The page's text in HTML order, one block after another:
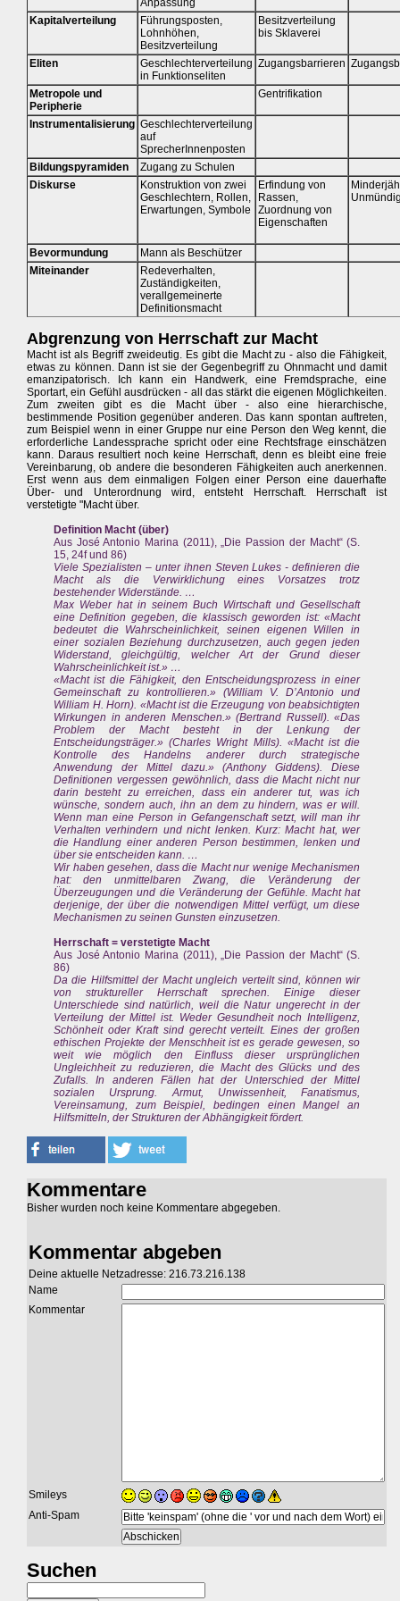
Anpassung
Kapitalverteilung
Führungsposten,
Lohnhöhen,
Besitzverteilung
Besitzverteilung
bis Sklaverei
Eliten
Geschlechterverteilung
in Funktionseliten
Zugangsbarrieren
Metropole und
Peripherie
Gentrifikation
Instrumentalisierung Geschlechterverteilung
auf
SprecherInnenposten
Bildungspyramiden
Zugang zu Schulen
Diskurse
Konstruktion von zwei
Geschlechtern, Rollen,
Erwartungen, Symbole
Erfindung von
Rassen,
Zuordnung von
Eigenschaften
Bevormundung
Mann als Beschützer
Miteinander
Redeverhalten,
Zuständigkeiten,
verallgemeinerte
Definitionsmacht
Abgrenzung von Herrschaft zur Macht
Macht ist als Begriff zweideutig. Es gibt die Macht zu - also die Fähigkeit,
etwas zu können. Dann ist sie der Gegenbegriff zu Ohnmacht und damit
emanzipatorisch. Ich kann ein Handwerk, eine Fremdsprache, eine
Sportart, ein Gefühl ausdrücken - all das stärkt die eigenen Möglichkeiten.
Zum zweiten gibt es die Macht über - also eine hierarchische,
bestimmende Position gegenüber anderen. Das kann spontan auftreten,
zum Beispiel wenn in einer Gruppe nur eine Person den Weg kennt, die
erforderliche Landessprache spricht oder eine Rechtsfrage einschätzen
kann. Daraus resultiert noch keine Herrschaft, denn es bleibt eine freie
Vereinbarung, ob andere die besonderen Fähigkeiten auch anerkennen.
Erst wenn aus dem einmaligen Folgen einer Person eine dauerhafte
Über- und Unterordnung wird, entsteht Herrschaft. Herrschaft ist
verstetigte "Macht über.
Definition Macht (über)
Aus José Antonio Marina (2011), „Die Passion der Macht“ (S.
15, 24f und 86)
Viele Spezialisten – unter ihnen Steven Lukes - definieren die
Macht als die Verwirklichung eines Vorsatzes trotz
bestehender Widerstände. …
Max Weber hat in seinem Buch Wirtschaft und Gesellschaft
eine Definition gegeben, die klassisch geworden ist: «Macht
bedeutet die Wahrscheinlichkeit, seinen eigenen Willen in
einer sozialen Beziehung durchzusetzen, auch gegen jeden
Widerstand, gleichgültig, welcher Art der Grund dieser
Wahrscheinlichkeit ist.» …
«Macht ist die Fähigkeit, den Entscheidungsprozess in einer
Gemeinschaft zu kontrollieren.» (William V. D’Antonio und
William H. Horn). «Macht ist die Erzeugung von beabsichtigten
Wirkungen in anderen Menschen.» (Bertrand Russell). «Das
Problem der Macht besteht in der Lenkung der
Entscheidungsträger.» (Charles Wright Mills). «Macht ist die
Kontrolle des Handelns anderer durch strategische
Anwendung der Mittel dazu.» (Anthony Giddens). Diese
Definitionen vergessen gewöhnlich, dass die Macht nicht nur
darin besteht zu erreichen, dass ein anderer tut, was ich
wünsche, sondern auch, ihn an dem zu hindern, was er will.
Wenn man eine Person in Gefangenschaft setzt, will man ihr
Verhalten verhindern und nicht lenken. Kurz: Macht hat, wer
die Handlung einer anderen Person bestimmen, lenken und
über sie entscheiden kann. …
Wir haben gesehen, dass die Macht nur wenige Mechanismen
hat: den unmittelbaren Zwang, die Veränderung der
Überzeugungen und die Veränderung der Gefühle. Macht hat
derjenige, der über die notwendigen Mittel verfügt, um diese
Mechanismen zu seinen Gunsten einzusetzen.
Herrschaft = verstetigte Macht
Aus José Antonio Marina (2011), „Die Passion der Macht“ (S.
86)
Da die Hilfsmittel der Macht ungleich verteilt sind, können wir
von struktureller Herrschaft sprechen. Einige dieser
Unterschiede sind natürlich, weil die Natur ungerecht in der
Verteilung der Mittel ist. Weder Gesundheit noch Intelligenz,
Schönheit oder Kraft sind gerecht verteilt. Eines der großen
ethischen Projekte der Menschheit ist es gerade gewesen, so
weit wie möglich den Einfluss dieser ursprünglichen
Ungleichheit zu reduzieren, die Macht des Glücks und des
Zufalls. In anderen Fällen hat der Unterschied der Mittel
sozialen Ursprung. Armut, Unwissenheit, Fanatismus,
Vereinsamung, zum Beispiel, bedingen einen Mangel an
Hilfsmitteln, der Strukturen der Abhängigkeit fördert.
Kommentare
Bisher wurden noch keine Kommentare abgegeben.
Kommentar abgeben
Deine aktuelle Netzadresse: 216.73.216.138
Name
Kommentar
Smileys
Anti-Spam
Suchen